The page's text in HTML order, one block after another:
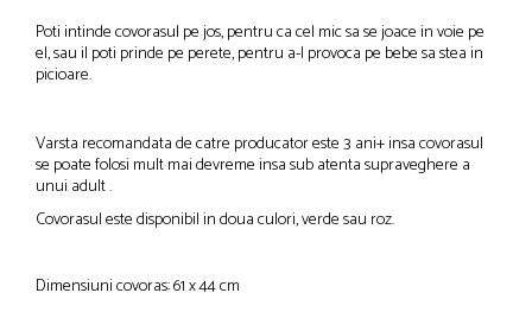
Poti intinde covorasul pe jos, pentru ca cel mic sa se joace in voie pe
el, sau il poti prinde pe perete, pentru a-l provoca pe bebe sa stea in
picioare.
Varsta recomandata de catre producator este 3 ani+ insa covorasul
se poate folosi mult mai devreme insa sub atenta supraveghere a
unui adult .
Covorasul este disponibil in doua culori, verde sau roz.
Dimensiuni covoras: 61 x 44 cm